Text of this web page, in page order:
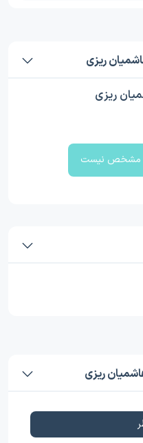
ریزی
ریزی
مشخص نیست
ریزی